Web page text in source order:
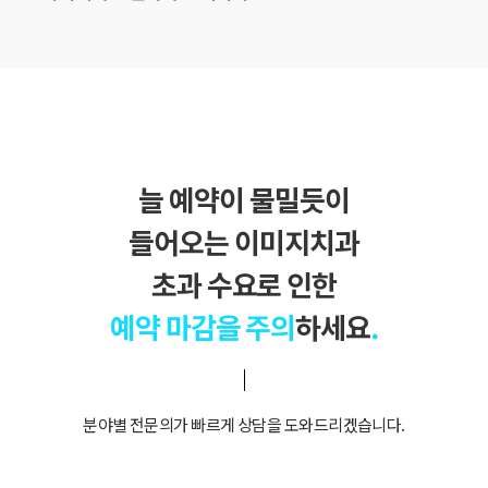
늘 예약이 물밀듯이
들어오는 이미지치과
초과 수요로 인한
예약 마감을 주의하세요.
분야별 전문의가 빠르게 상담을 도와드리겠습니다.